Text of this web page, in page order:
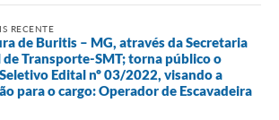
RECENTE
de Buritis – MG, através da Secretaria
Transporte-SMT; torna público o
Edital nº 03/2022, visando a
para o cargo: Operador de Escavadeira